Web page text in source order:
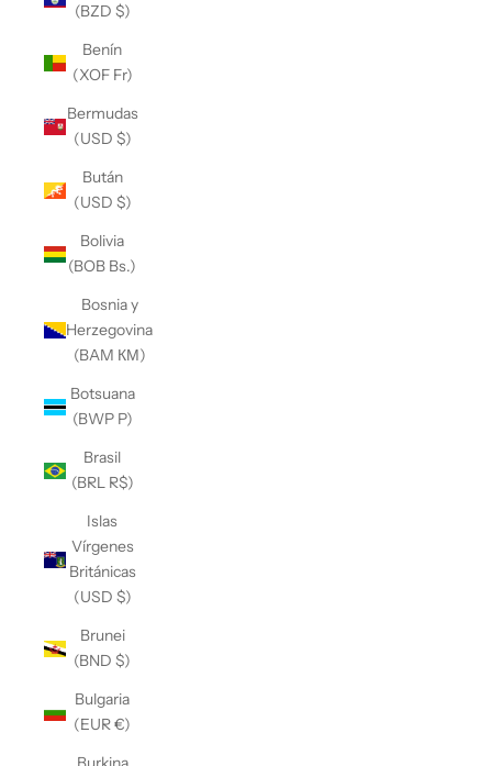
(BZD $)
Benín
(XOF Fr)
Bermudas
(USD $)
Bután
(USD $)
Bolivia
(BOB Bs.)
Bosnia y
Herzegovina
(BAM КМ)
Botsuana
(BWP P)
Brasil
(BRL R$)
Islas
Vírgenes
Británicas
(USD $)
Brunei
(BND $)
Bulgaria
(EUR €)